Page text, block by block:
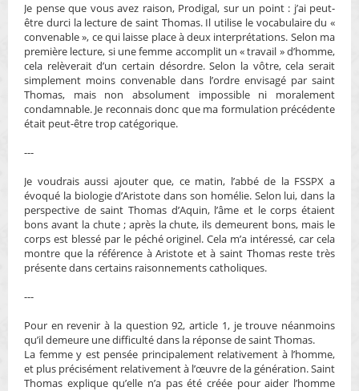
n
o
n
l
u
Je pense que vous avez raison, Prodigal, sur un point : j’ai peut-
être durci la lecture de saint Thomas. Il utilise le vocabulaire du «
convenable », ce qui laisse place à deux interprétations. Selon ma
première lecture, si une femme accomplit un « travail » d’homme,
cela relèverait d’un certain désordre. Selon la vôtre, cela serait
simplement moins convenable dans l’ordre envisagé par saint
Thomas, mais non absolument impossible ni moralement
condamnable. Je reconnais donc que ma formulation précédente
était peut-être trop catégorique.
---
Je voudrais aussi ajouter que, ce matin, l’abbé de la FSSPX a
évoqué la biologie d’Aristote dans son homélie. Selon lui, dans la
perspective de saint Thomas d’Aquin, l’âme et le corps étaient
bons avant la chute ; après la chute, ils demeurent bons, mais le
corps est blessé par le péché originel. Cela m’a intéressé, car cela
montre que la référence à Aristote et à saint Thomas reste très
présente dans certains raisonnements catholiques.
---
Pour en revenir à la question 92, article 1, je trouve néanmoins
qu’il demeure une difficulté dans la réponse de saint Thomas.
La femme y est pensée principalement relativement à l’homme,
et plus précisément relativement à l’œuvre de la génération. Saint
Thomas explique qu’elle n’a pas été créée pour aider l’homme